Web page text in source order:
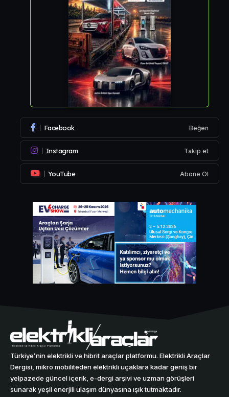
Facebook Beğen
Instagram Takip et
YouTube Abone Ol
Türkiye’nin elektrikli ve hibrit araçlar platformu. Elektrikli Araçlar
Dergisi, mikro mobiliteden elektrikli uçaklara kadar geniş bir
yelpazede güncel içerik, e-dergi arşivi ve uzman görüşleri
sunarak yeşil enerjili ulaşım dünyasına ışık tutmaktadır.